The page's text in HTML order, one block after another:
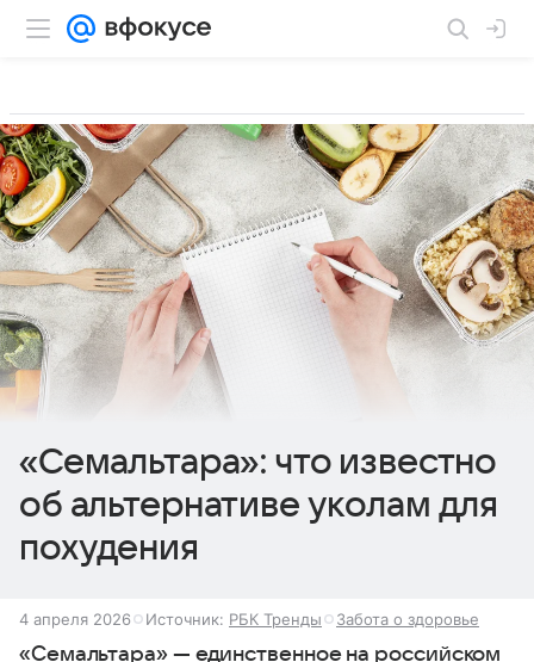
«Семальтара»: что известно
об альтернативе уколам для
похудения
4 апреля 2026 Источник: РБК Тренды Забота о здоровье
«Семальтара» — единственное на российском